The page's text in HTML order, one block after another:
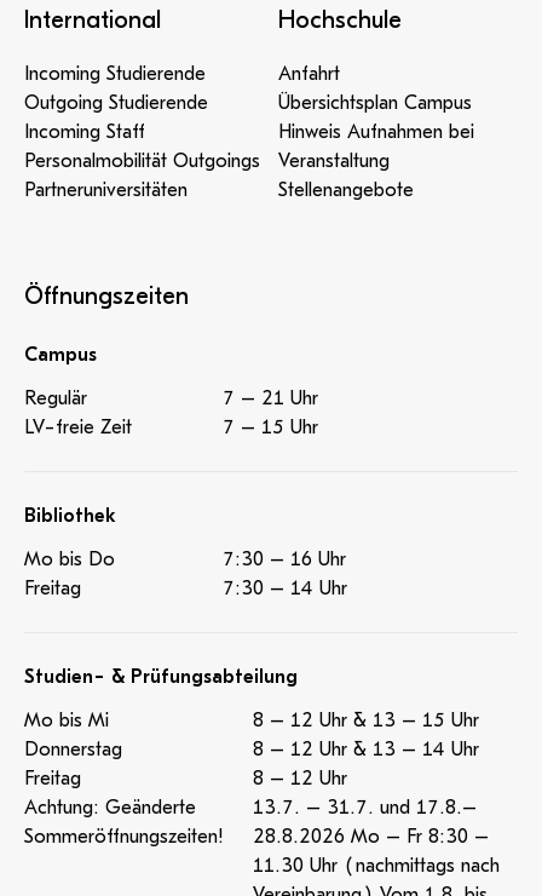
International
Incoming Studierende
Outgoing Studierende
Incoming Staff
Personalmobilität Outgoings
Partneruniversitäten
Hochschule
Anfahrt
Übersichtsplan Campus
Hinweis Aufnahmen bei
Veranstaltung
Stellenangebote
Öffnungszeiten
Campus
Regulär
7 – 21 Uhr
LV-freie Zeit
7 – 15 Uhr
Bibliothek
Mo bis Do
7:30 – 16 Uhr
Freitag
7:30 – 14 Uhr
Studien- & Prüfungsabteilung
Mo bis Mi
8 – 12 Uhr & 13 – 15 Uhr
Donnerstag
8 – 12 Uhr & 13 – 14 Uhr
Freitag
8 – 12 Uhr
Achtung: Geänderte
Sommeröffnungszeiten!
13.7. – 31.7. und 17.8.–
28.8.2026 Mo – Fr 8:30 –
11.30 Uhr (nachmittags nach